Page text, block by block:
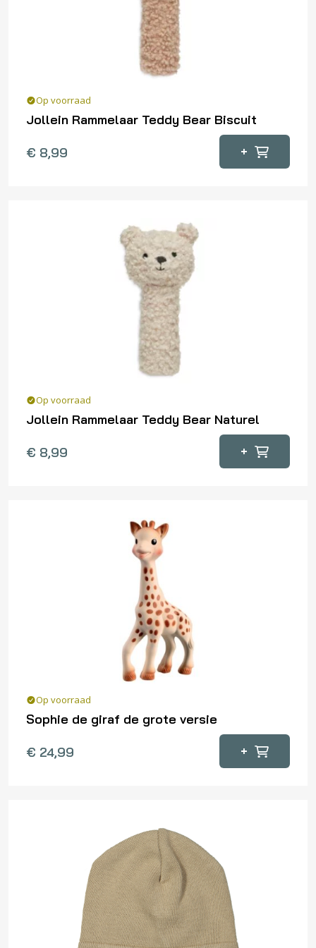
Op voorraad
Jollein Rammelaar Teddy Bear Biscuit
€ 8,99 +
Op voorraad
Jollein Rammelaar Teddy Bear Naturel
€ 8,99 +
Op voorraad
Sophie de giraf de grote versie
€ 24,99 +